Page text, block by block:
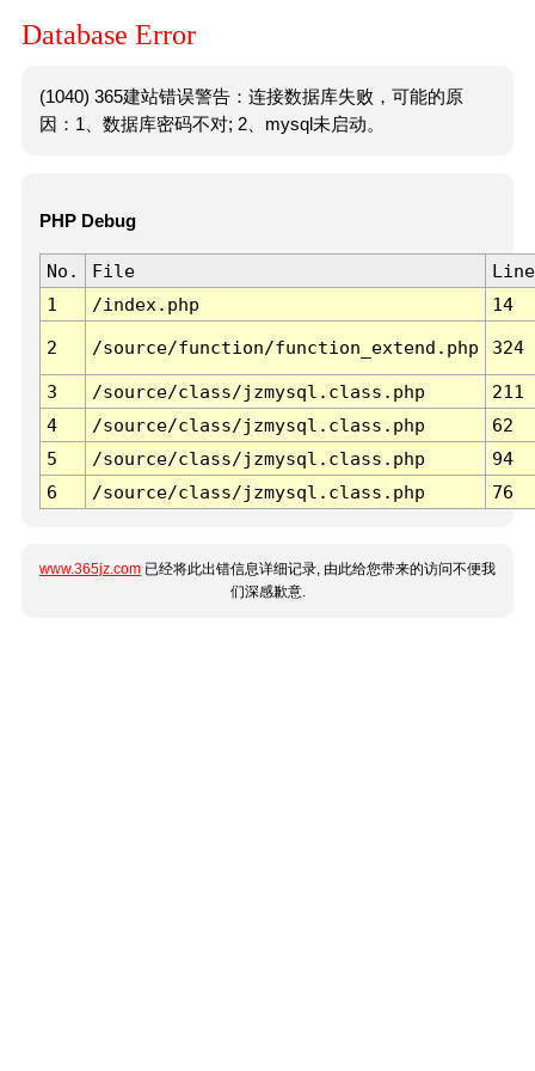
Database Error
(1040) 365建站错误警告：连接数据库失败，可能的原
因：1、数据库密码不对; 2、mysql未启动。
PHP Debug
No. File
Line
1
/index.php 14
2 /source/function/function_extend.php 324
3 /source/class/jzmysql.class.php
211
4
/source/class/jzmysql.class.php
62
5
/source/class/jzmysql.class.php
94
6
/source/class/jzmysql.class.php 76
www.365jz.com 已经将此出错信息详细记录, 由此给您带来的访问不便我
们深感歉意.